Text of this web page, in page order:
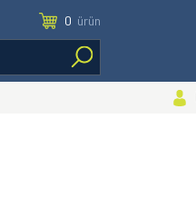
0 ürün